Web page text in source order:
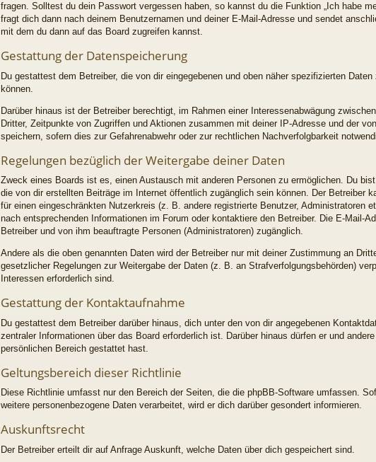
fragen. Solltest du dein Passwort vergessen haben, so kannst du die Funktion „Ich habe
fragt dich dann nach deinem Benutzernamen und deiner E-Mail-Adresse und sendet
mit dem du dann auf das Board zugreifen kannst.
Gestattung der Datenspeicherung
Du gestattest dem Betreiber, die von dir eingegebenen und oben näher spezifizierten
können.
Darüber hinaus ist der Betreiber berechtigt, im Rahmen einer Interessenabwägung
Dritter, Zeitpunkte von Zugriffen und Aktionen zusammen mit deiner IP-Adresse und der
speichern, sofern dies zur Gefahrenabwehr oder zur rechtlichen Nachverfolgbarkeit
Regelungen bezüglich der Weitergabe deiner Daten
Zweck eines Boards ist es, einen Austausch mit anderen Personen zu ermöglichen. Du
die von dir erstellten Beiträge im Internet öffentlich zugänglich sein können. Der Betreiber
für einen eingeschränkten Nutzerkreis (z. B. andere registrierte Benutzer, Administratoren
nach entsprechenden Informationen im Forum oder kontaktiere den Betreiber. Die E-Mail-
Betreiber und von ihm beauftragte Personen (Administratoren) zugänglich.
Andere als die oben genannten Daten wird der Betreiber nur mit deiner Zustimmung an
gesetzlicher Regelungen zur Weitergabe der Daten (z. B. an Strafverfolgungsbehörden)
Interessen erforderlich sind.
Gestattung der Kontaktaufnahme
Du gestattest dem Betreiber darüber hinaus, dich unter den von dir angegebenen
zentraler Informationen über das Board erforderlich ist. Darüber hinaus dürfen er und
persönlichen Bereich gestattet hast.
Geltungsbereich dieser Richtlinie
Diese Richtlinie umfasst nur den Bereich der Seiten, die die phpBB-Software umfassen.
weitere personenbezogene Daten verarbeitet, wird er dich darüber gesondert informieren.
Auskunftsrecht
Der Betreiber erteilt dir auf Anfrage Auskunft, welche Daten über dich gespeichert sind.